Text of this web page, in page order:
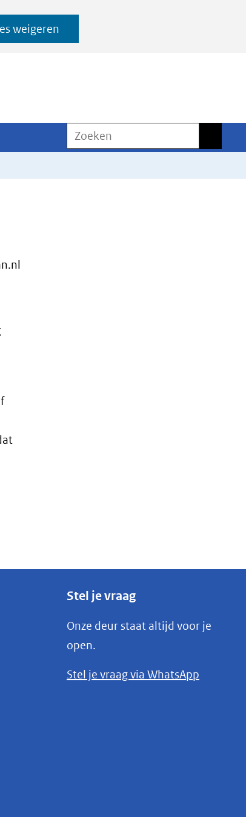
weigeren
Zoeken
Stel je vraag
Onze deur staat altijd voor je
open.
Stel je vraag via WhatsApp